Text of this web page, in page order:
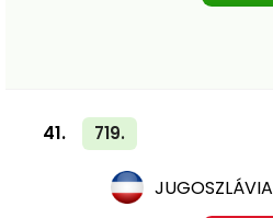
41. 719.
JUGOSZLÁVIA